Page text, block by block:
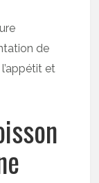
de
et